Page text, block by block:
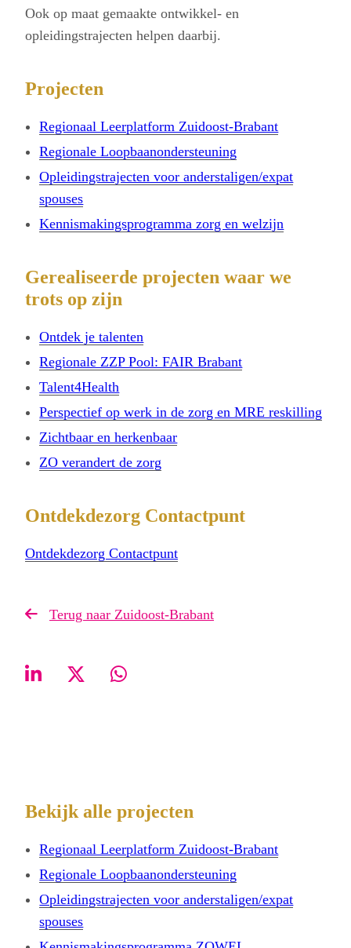
Ook op maat gemaakte ontwikkel- en
opleidingstrajecten helpen daarbij.
Projecten
Regionaal Leerplatform Zuidoost-Brabant
Regionale Loopbaanondersteuning
Opleidingstrajecten voor anderstaligen/expat
spouses
Kennismakingsprogramma zorg en welzijn
Gerealiseerde projecten waar we
trots op zijn
Ontdek je talenten
Regionale ZZP Pool: FAIR Brabant
Talent4Health
Perspectief op werk in de zorg en MRE reskilling
Zichtbaar en herkenbaar
ZO verandert de zorg
Ontdekdezorg Contactpunt
Ontdekdezorg Contactpunt
Terug naar Zuidoost-Brabant
Bekijk alle projecten
Regionaal Leerplatform Zuidoost-Brabant
Regionale Loopbaanondersteuning
Opleidingstrajecten voor anderstaligen/expat
spouses